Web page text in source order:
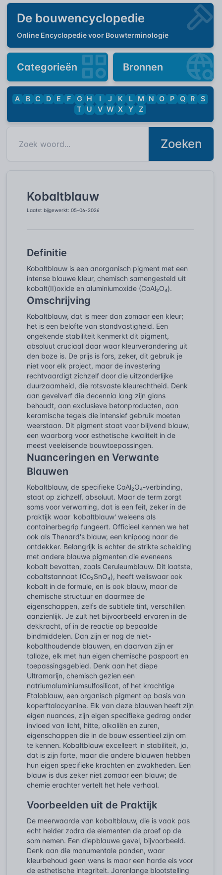
De bouwencyclopedie
Online Encyclopedie voor Bouwterminologie
Categorieën Bronnen
A B C D E F G H I J K L M N O P Q R
S
T
U V W X Y Z
Zoeken
Kobaltblauw
Laatst bijgewerkt: 05-06-2026
Definitie
Kobaltblauw is een anorganisch pigment met een
intense blauwe kleur, chemisch samengesteld uit
kobalt(II)oxide en aluminiumoxide (CoAl₂O₄).
Omschrijving
Kobaltblauw, dat is meer dan zomaar een kleur;
het is een belofte van standvastigheid. Een
ongekende stabiliteit kenmerkt dit pigment,
absoluut cruciaal daar waar kleurverandering uit
den boze is. De prijs is fors, zeker, dit gebruik je
niet voor elk project, maar de investering
rechtvaardigt zichzelf door die uitzonderlijke
duurzaamheid, die rotsvaste kleurechtheid. Denk
aan gevelverf die decennia lang zijn glans
behoudt, aan exclusieve betonproducten, aan
keramische tegels die intensief gebruik moeten
weerstaan. Dit pigment staat voor blijvend blauw,
een waarborg voor esthetische kwaliteit in de
meest veeleisende bouwtoepassingen.
Nuanceringen en Verwante
Blauwen
Kobaltblauw, de specifieke CoAl₂O₄-verbinding,
staat op zichzelf, absoluut. Maar de term zorgt
soms voor verwarring, dat is een feit, zeker in de
praktijk waar 'kobaltblauw' weleens als
containerbegrip fungeert. Officieel kennen we het
ook als Thenard's blauw, een knipoog naar de
ontdekker. Belangrijk is echter de strikte scheiding
met andere blauwe pigmenten die eveneens
kobalt bevatten, zoals Ceruleumblauw. Dit laatste,
cobaltstannaat (Co₂SnO₄), heeft weliswaar ook
kobalt in de formule, en is ook blauw, maar de
chemische structuur en daarmee de
eigenschappen, zelfs de subtiele tint, verschillen
aanzienlijk. Je zult het bijvoorbeeld ervaren in de
dekkracht, of in de reactie op bepaalde
bindmiddelen. Dan zijn er nog de niet-
kobalthoudende blauwen, en daarvan zijn er
talloze, elk met hun eigen chemische paspoort en
toepassingsgebied. Denk aan het diepe
Ultramarijn, chemisch gezien een
natriumaluminiumsulfosilicat, of het krachtige
Ftaloblauw, een organisch pigment op basis van
koperftalocyanine. Elk van deze blauwen heeft zijn
eigen nuances, zijn eigen specifieke gedrag onder
invloed van licht, hitte, alkaliën en zuren,
eigenschappen die in de bouw essentieel zijn om
te kennen. Kobaltblauw excelleert in stabiliteit, ja,
dat is zijn forte, maar die andere blauwen hebben
hun eigen specifieke krachten en zwakheden. Een
blauw is dus zeker niet zomaar een blauw; de
chemie erachter vertelt het hele verhaal.
Voorbeelden uit de Praktijk
De meerwaarde van kobaltblauw, die is vaak pas
echt helder zodra de elementen de proef op de
som nemen. Een diepblauwe gevel, bijvoorbeeld.
Denk aan die monumentale panden, waar
kleurbehoud geen wens is maar een harde eis voor
de esthetische integriteit. Jarenlange blootstelling